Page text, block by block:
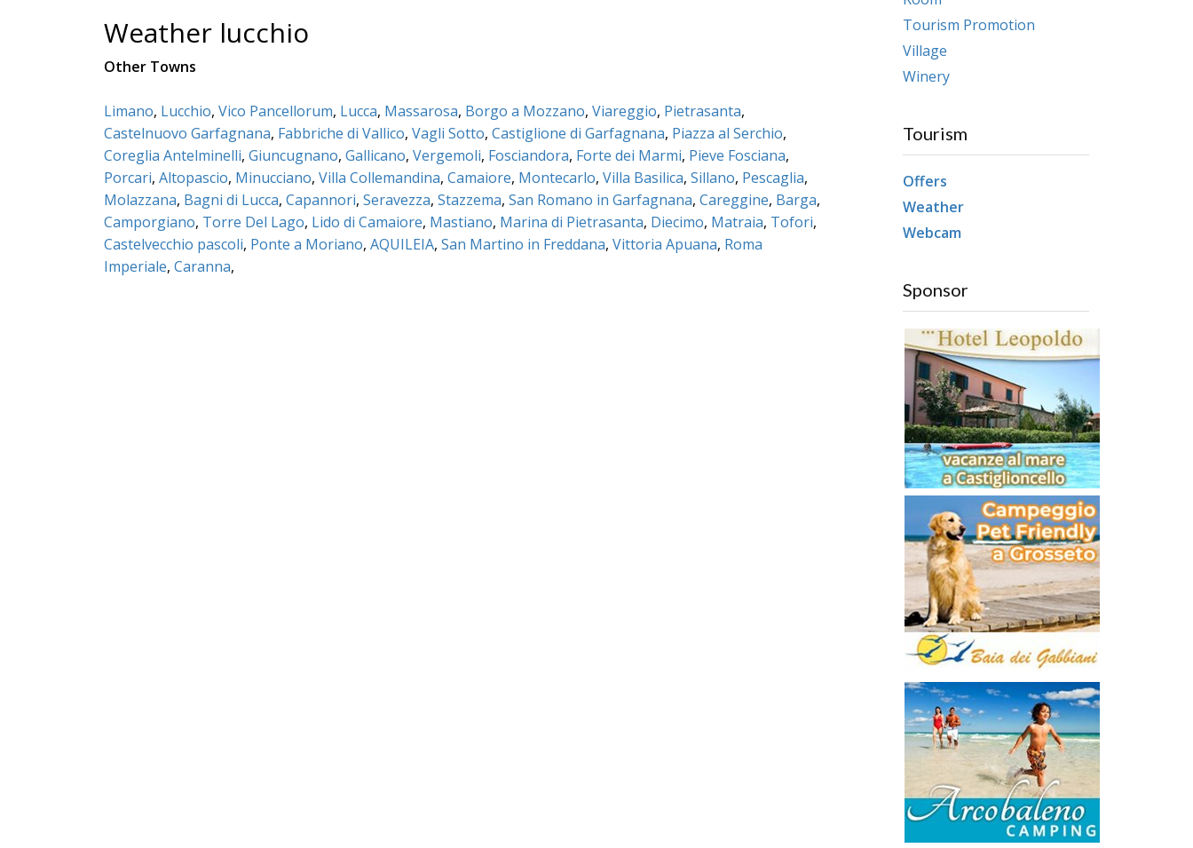
Weather lucchio
Other Towns
Limano, Lucchio, Vico Pancellorum, Lucca, Massarosa, Borgo a Mozzano, Viareggio, Pietrasanta,
Castelnuovo Garfagnana, Fabbriche di Vallico, Vagli Sotto, Castiglione di Garfagnana, Piazza al Serchio,
Coreglia Antelminelli, Giuncugnano, Gallicano, Vergemoli, Fosciandora, Forte dei Marmi, Pieve Fosciana,
Porcari, Altopascio, Minucciano, Villa Collemandina, Camaiore, Montecarlo, Villa Basilica, Sillano, Pescaglia,
Molazzana, Bagni di Lucca, Capannori, Seravezza, Stazzema, San Romano in Garfagnana, Careggine, Barga,
Camporgiano, Torre Del Lago, Lido di Camaiore, Mastiano, Marina di Pietrasanta, Diecimo, Matraia, Tofori,
Castelvecchio pascoli, Ponte a Moriano, AQUILEIA, San Martino in Freddana, Vittoria Apuana, Roma
Imperiale, Caranna,
Tourism Promotion
Village
Winery
Tourism
Offers
Weather
Webcam
Sponsor